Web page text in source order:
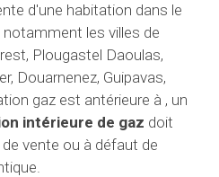
d'une habitation dans le
les villes de
Plougastel Daoulas,
Douarnenez, Guipavas,
gaz est antérieure à , un
intérieure de gaz doit
vente ou à défaut de